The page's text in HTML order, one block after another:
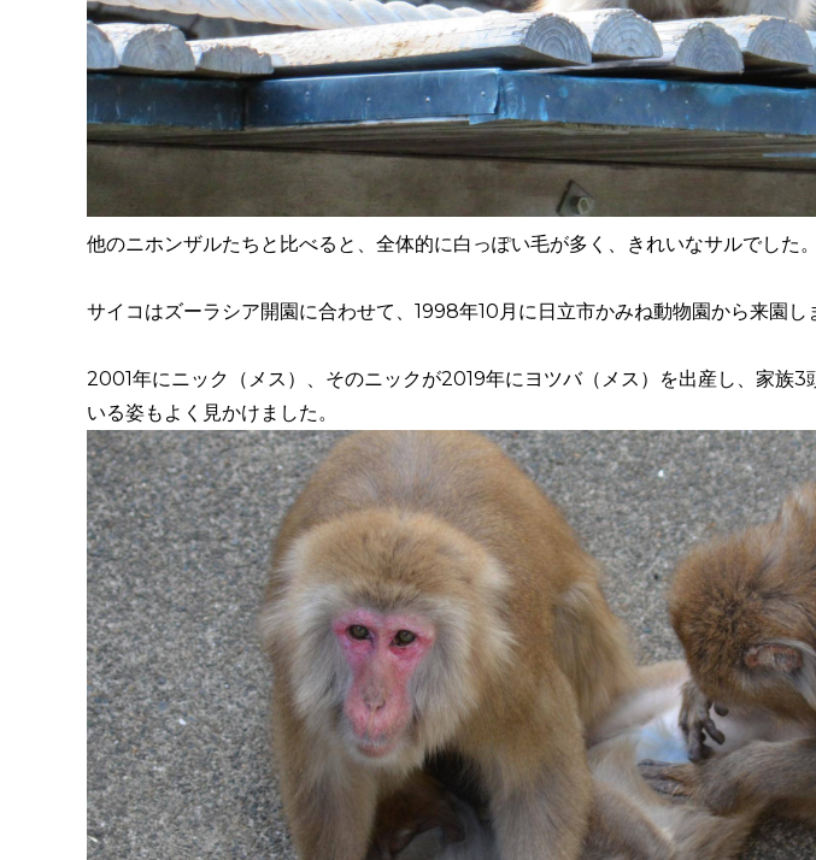
他のニホンザルたちと比べると、全体的に白っぽい毛が多く、きれいなサルでした。
サイコはズーラシア開園に合わせて、1998年10月に日立市かみね動物園から来園し
2001年にニック（メス）、そのニックが2019年にヨツバ（メス）を出産し、家族3
いる姿もよく見かけました。